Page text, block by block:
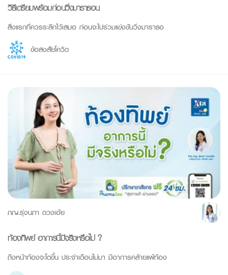
วิธีเตรียมพร้อมก่อนวิ่งมาราธอน
สิ่งแรกที่ควรระลึกไว้เสมอ ก่อนจะไปร่วมแข่งขันวิ่งมาราธอ
ข้อสงสัยโควิด
ภญ.รุ่งนภา ดวงเอ้ย
ท้องทิพย์ อาการนี้มีจริงหรือไม่ ?
ถึงหน้าท้องจะโตขึ้น ประจำเดือนไม่มา มีอาการคล้ายแพ้ท้อง